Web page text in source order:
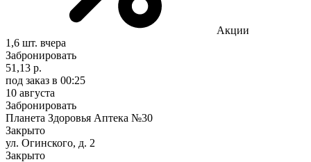
Акции
1,6 шт. вчера
Забронировать
51,13 р.
под заказ в 00:25
10 августа
Забронировать
Планета Здоровья Аптека №30
Закрыто
ул. Огинского, д. 2
Закрыто